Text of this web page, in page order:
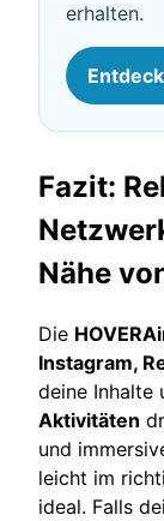
erhalten.
Fazit:
Nähe
Die
Instagram,
deine Inhalte
Aktivitäten
und
leicht im
ideal. Falls